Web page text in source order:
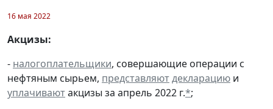
16 мая 2022
Акцизы:
- налогоплательщики, совершающие операции с
нефтяным сырьем, представляютдекларацию и
уплачиваютакцизы за апрель 2022 г.*;